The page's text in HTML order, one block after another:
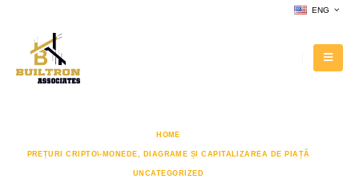
ENG
HOME
PREȚURI CRIPTO\-MONEDE, DIAGRAME ȘI CAPITALIZAREA DE PIAȚĂ
UNCATEGORIZED